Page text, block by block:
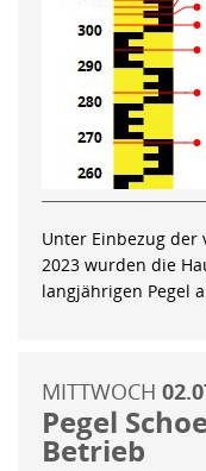
Unter Einbezug
2023 wurden die
langjährigen Pegel
MITTWOCH
Pegel
Betrieb